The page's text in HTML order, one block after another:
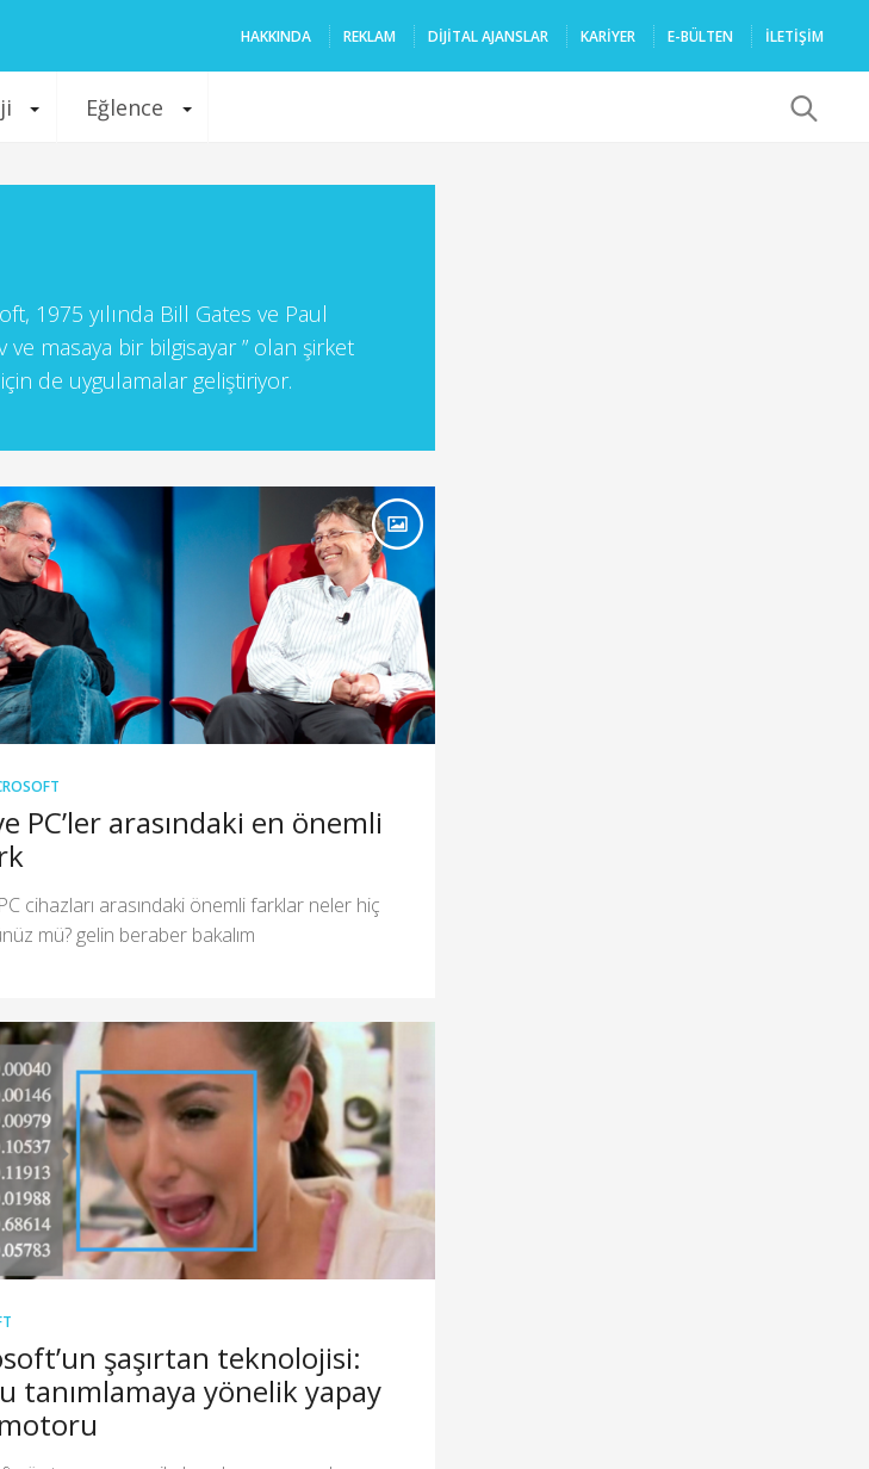
HAKKINDA REKLAM DIJITAL AJANSLAR KARIYER E-BÜLTEN İLETİŞİM
Eğlence
1975 yılında Bill Gates ve Paul
masaya bir bilgisayar ” olan şirket
de uygulamalar geliştiriyor.
PC’ler arasındaki en önemli
cihazları arasındaki önemli farklar neler hiç
mü? gelin beraber bakalım
şaşırtan teknolojisi:
tanımlamaya yönelik yapay